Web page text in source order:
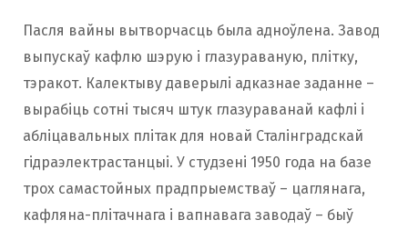
Пасля вайны вытворчасць была адноўлена. Завод
выпускаў кафлю шэрую і глазураваную, плітку,
тэракот. Калектыву даверылі адказнае заданне –
вырабіць сотні тысяч штук глазураванай кафлі і
абліцавальных плітак для новай Сталінградскай
гідраэлектрастанцыі. У студзені 1950 года на базе
трох самастойных прадпрыемстваў – цаглянага,
кафляна-плітачнага і вапнавага заводаў – быў